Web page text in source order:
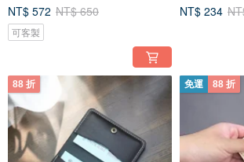
NT$ 572 NT$ 650
可客製
NT$ 234
88 折 免運 88 折